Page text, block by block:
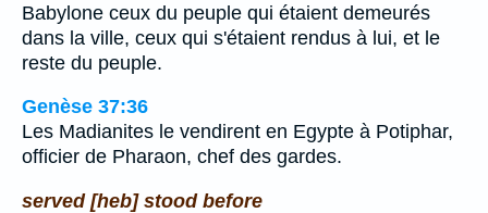
Babylone ceux du peuple qui étaient demeurés
dans la ville, ceux qui s'étaient rendus à lui, et le
reste du peuple.
Genèse 37:36
Les Madianites le vendirent en Egypte à Potiphar,
officier de Pharaon, chef des gardes.
served [heb] stood before